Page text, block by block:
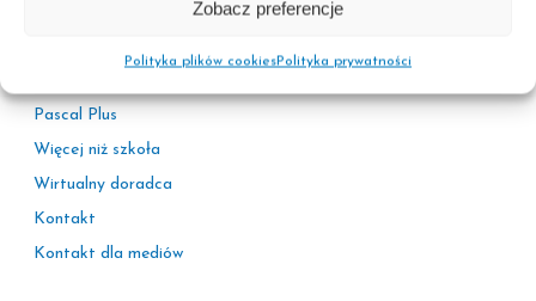
Zobacz preferencje
Polityka plików cookiesPolityka prywatności
Pascal Plus
Więcej niż szkoła
Wirtualny doradca
Kontakt
Kontakt dla mediów